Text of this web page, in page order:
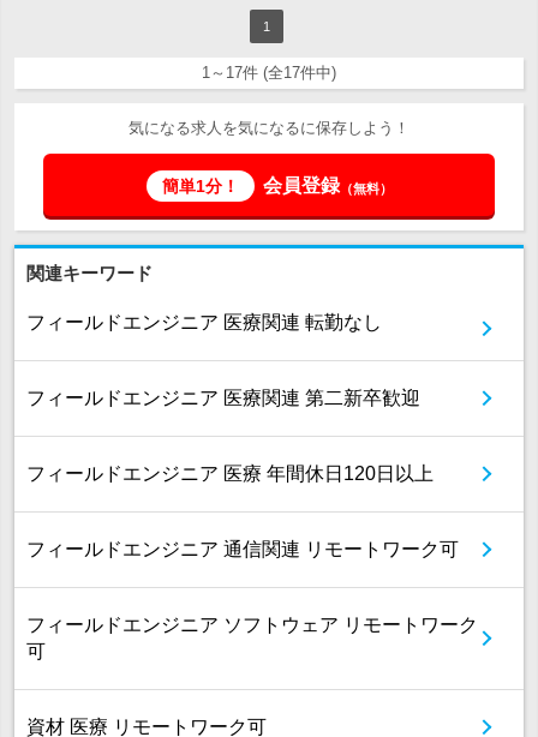
1
1～17件 (全17件中)
気になる求人を気になるに保存しよう！
簡単1分！ 会員登録（無料）
関連キーワード
フィールドエンジニア 医療関連 転勤なし
フィールドエンジニア 医療関連 第二新卒歓迎
フィールドエンジニア 医療 年間休日120日以上
フィールドエンジニア 通信関連 リモートワーク可
フィールドエンジニア ソフトウェア リモートワーク
可
資材 医療 リモートワーク可